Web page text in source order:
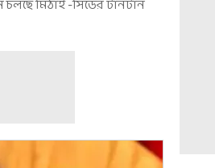
চলছে মিঠাই -সিডের টানটান